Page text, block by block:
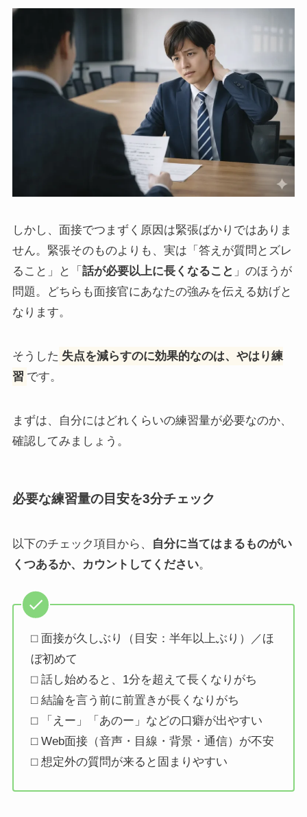
しかし、面接でつまずく原因は緊張ばかりではありま
せん。緊張そのものよりも、実は「答えが質問とズレ
ること」と「 話が必要以上に長くなること 」のほうが
問題。どちらも面接官にあなたの強みを伝える妨げと
なります。
そうした 失点を減らすのに効果的なのは、やはり練
習 です。
まずは、自分にはどれくらいの練習量が必要なのか、
確認してみましょう。
必要な練習量の目安を3分チェック
以下のチェック項目から、
自分に当てはまるものがい
くつあるか、カウントしてください。
⬜︎ 面接が久しぶり（目安：半年以上ぶり）／ほ
ぼ初めて
⬜︎ 話し始めると、1分を超えて長くなりがち
⬜︎ 結論を言う前に前置きが長くなりがち
⬜︎ 「えー」「あのー」などの口癖が出やすい
⬜︎ Web面接（音声・目線・背景・通信）が不安
⬜︎ 想定外の質問が来ると固まりやすい